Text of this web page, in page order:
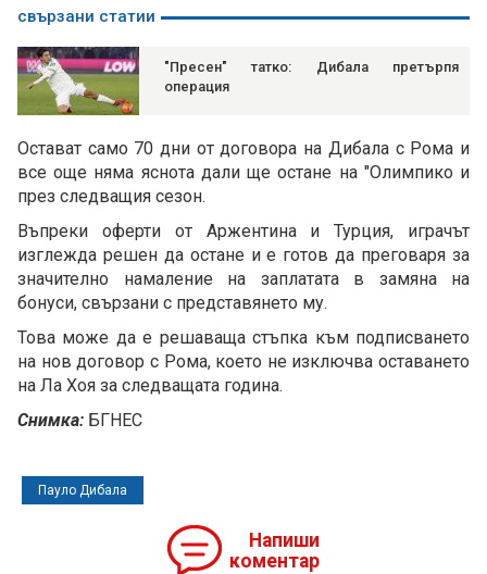
свързани статии
"Пресен" татко: Дибала претърпя
операция
Остават само 70 дни от договора на Дибала с Рома и
все още няма яснота дали ще остане на "Олимпико и
през следващия сезон.
Въпреки оферти от Аржентина и Турция, играчът
изглежда решен да остане и е готов да преговаря за
значително намаление на заплатата в замяна на
бонуси, свързани с представянето му.
Това може да е решаваща стъпка към подписването
на нов договор с Рома, което не изключва оставането
на Ла Хоя за следващата година.
Снимка: БГНЕС
Пауло Дибала
Напиши
коментар